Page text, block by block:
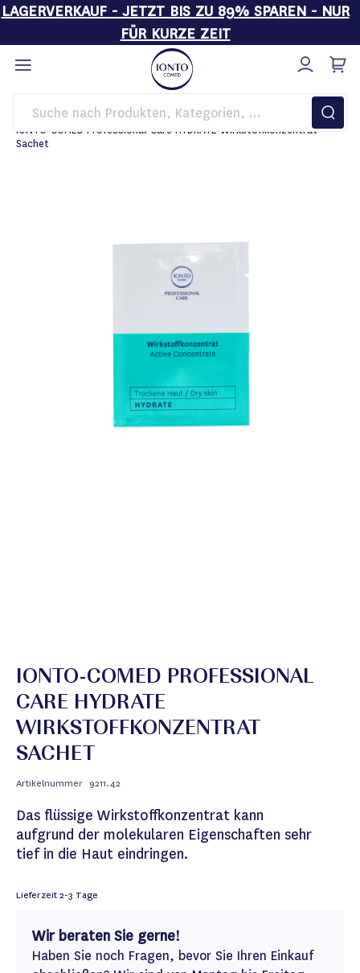
LAGERVERKAUF - JETZT BIS ZU 89% SPAREN - NUR
FÜR KURZE ZEIT
Direkt
zum
Inhalt
Startseite
Pflege
IONTO-COMED Professional Care HYDRATE Wirkstoffkonzentrat
Sachet
IONTO-COMED PROFESSIONAL
CARE HYDRATE
WIRKSTOFFKONZENTRAT
SACHET
Artikelnummer 9211.42
Das flüssige Wirkstoffkonzentrat kann
aufgrund der molekularen Eigenschaften sehr
tief in die Haut eindringen.
Lieferzeit2-3 Tage
Wir beraten Sie gerne!
Haben Sie noch Fragen, bevor Sie Ihren Einkauf